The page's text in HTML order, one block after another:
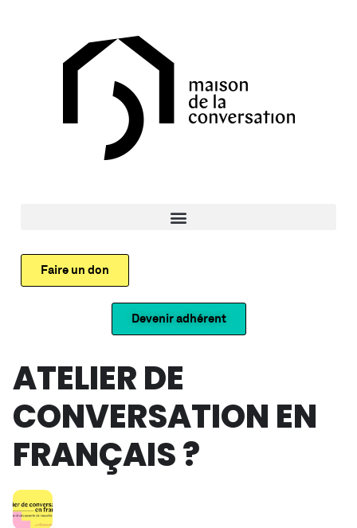
Faire un don
Devenir adhérent
ATELIER DE
CONVERSATION EN
FRANÇAIS ?